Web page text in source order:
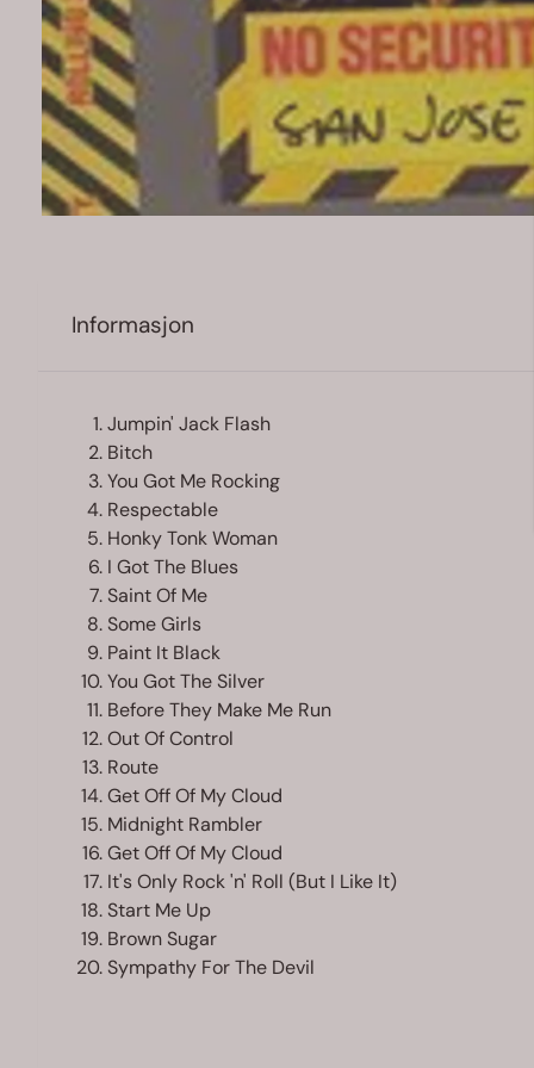
Informasjon
Jumpin' Jack Flash
Bitch
You Got Me Rocking
Respectable
Honky Tonk Woman
I Got The Blues
Saint Of Me
Some Girls
Paint It Black
You Got The Silver
Before They Make Me Run
Out Of Control
Route
Get Off Of My Cloud
Midnight Rambler
Get Off Of My Cloud
It's Only Rock 'n' Roll (But I Like It)
Start Me Up
Brown Sugar
Sympathy For The Devil